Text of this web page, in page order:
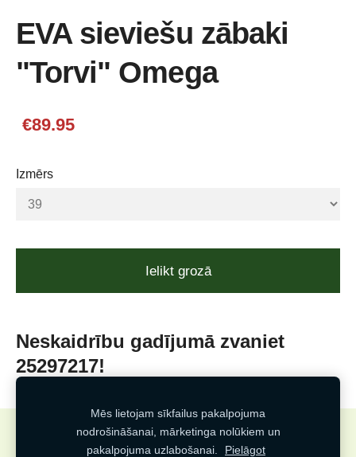
Neskaidrību gadījumā zvaniet
25297217!
EVA sieviešu zābaki
"Torvi" Omega
€89.95
Izmērs
Ielikt grozā
Sīkdatnes
Mēs lietojam sīkfailus pakalpojuma
nodrošināšanai, mārketinga nolūkiem un
pakalpojuma uzlabošanai.
Pielāgot